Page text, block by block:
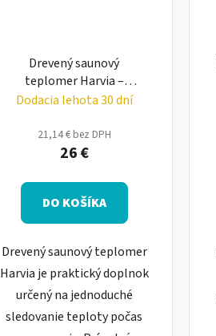
Drevený saunový
teplomer Harvia –
teplomer do sauny
Dodacia lehota 30 dní
21,14 € bez DPH
26 €
DO KOŠÍKA
Drevený saunový teplomer
Harvia je praktický doplnok
určený na jednoduché
sledovanie teploty počas